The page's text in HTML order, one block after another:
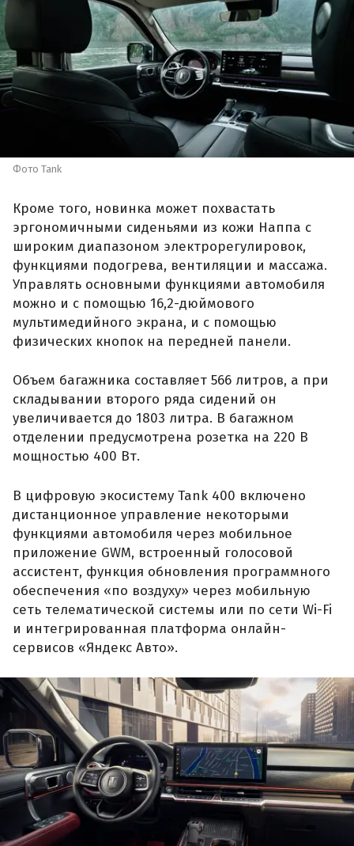
Фото Tank
Кроме того, новинка может похвастать
эргономичными сиденьями из кожи Наппа с
широким диапазоном электрорегулировок,
функциями подогрева, вентиляции и массажа.
Управлять основными функциями автомобиля
можно и с помощью 16,2-дюймового
мультимедийного экрана, и с помощью
физических кнопок на передней панели.
Объем багажника составляет 566 литров, а при
складывании второго ряда сидений он
увеличивается до 1803 литра. В багажном
отделении предусмотрена розетка на 220 В
мощностью 400 Вт.
В цифровую экосистему Tank 400 включено
дистанционное управление некоторыми
функциями автомобиля через мобильное
приложение GWM, встроенный голосовой
ассистент, функция обновления программного
обеспечения «по воздуху» через мобильную
сеть телематической системы или по сети Wi-Fi
и интегрированная платформа онлайн-
сервисов «Яндекс Авто».